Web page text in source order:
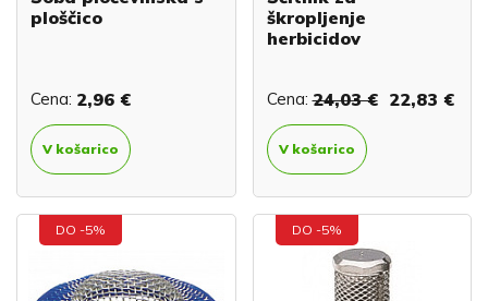
ploščico
Cena: 2,96 €
V košarico
škropljenje
herbicidov
Cena: 24,03 € 22,83 €
V košarico
DO -5% DO -5%